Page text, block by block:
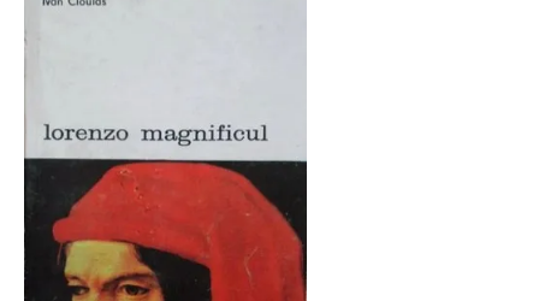
Clasicul „Despre mine…”
Contact
Descarca povestirea Floare
Albastra!